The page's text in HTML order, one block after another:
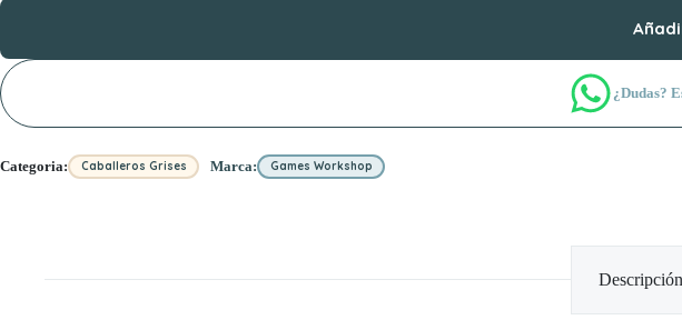
¿Dudas?
Categoria: Caballeros Grises Marca: Games Workshop
Descripción